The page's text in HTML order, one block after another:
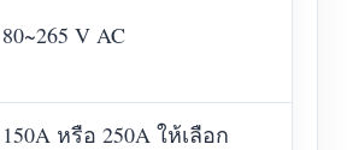
80~265 V AC
150A หรือ 250A ให้เลือก